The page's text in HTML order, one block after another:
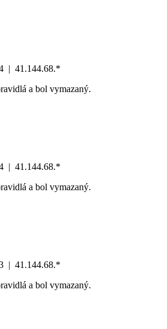
| 41.144.68.*
a bol vymazaný.
| 41.144.68.*
a bol vymazaný.
| 41.144.68.*
a bol vymazaný.